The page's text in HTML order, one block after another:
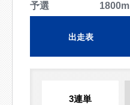
予選 1800m
出走表
3連単